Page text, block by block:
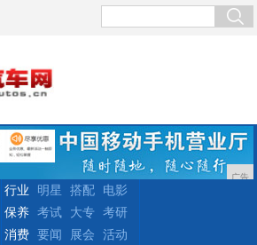
广告
行业 明星 搭配
电影
保养
考试 大专
考研
消费 要闻 展会
活动